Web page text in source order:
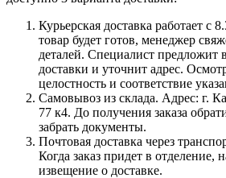
Курьерская доставка работает с
товар будет готов, менеджер
деталей. Специалист предложит
доставки и уточнит адрес.
целостность и соответствие
Самовывоз из склада. Адрес: г.
77 к4. До получения заказа
забрать документы.
Почтовая доставка через
Когда заказ придет в отделение,
извещение о доставке.